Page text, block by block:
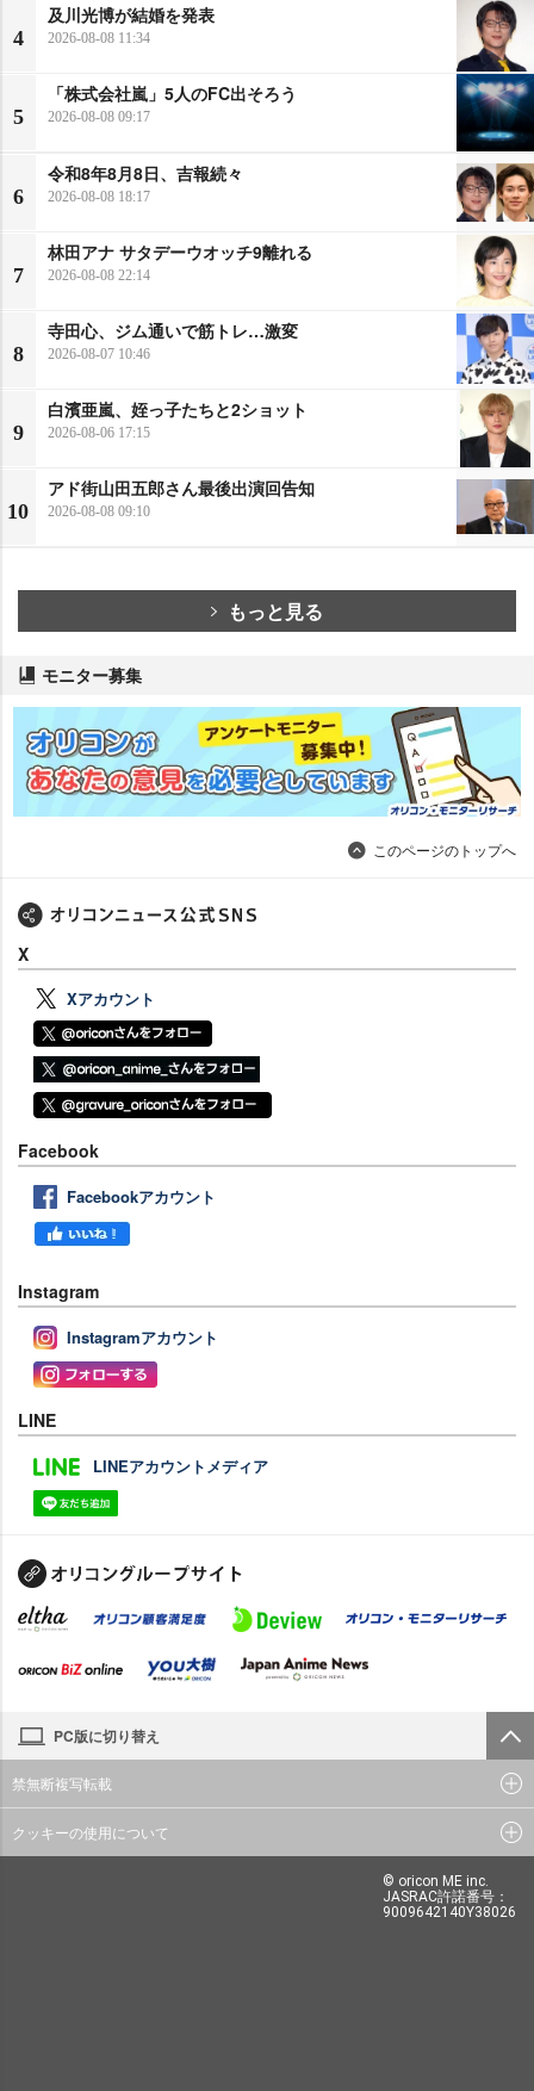
4
及川光博が結婚を発表
2026-08-08 11:34
5
「株式会社嵐」5人のFC出そろう
2026-08-08 09:17
6
令和8年8月8日、吉報続々
2026-08-08 18:17
7
林田アナ サタデーウオッチ9離れる
2026-08-08 22:14
8
寺田心、ジム通いで筋トレ…激変
2026-08-07 10:46
9
白濱亜嵐、姪っ子たちと2ショット
2026-08-06 17:15
10
アド街山田五郎さん最後出演回告知
2026-08-08 09:10
もっと見る
モニター募集
このページのトップへ
X
Xアカウント
Facebook
Facebookアカウント
Instagram
Instagramアカウント
LINE
LINEアカウントメディア
PC版に切り替え
禁無断複写転載
クッキーの使用について
© oricon ME inc.
JASRAC許諾番号：
9009642140Y38026